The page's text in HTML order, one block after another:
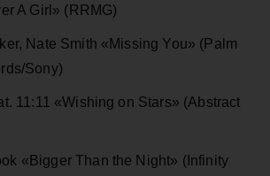
A Girl» (RRMG)
Nate Smith «Missing You» (Palm
Sony)
11:11 «Wishing on Stars» (Abstract
«Bigger Than the Night» (Infinity